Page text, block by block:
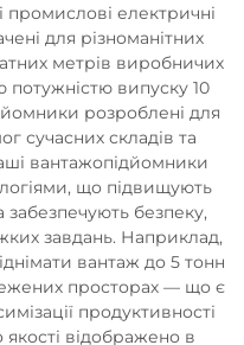
промислові електричні
для різноманітних
метрів виробничих
випуску 10
розроблені для
сучасних складів та
вантажопідйомники
що підвищують
забезпечують безпеку,
завдань. Наприклад,
вантаж до 5 тонн
просторах — що є
продуктивності
відображено в